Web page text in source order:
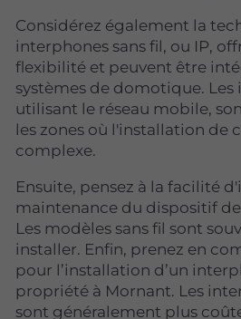
Considérez également la
interphones sans fil, ou IP,
flexibilité et peuvent être
systèmes de domotique. Les
utilisant le réseau mobile,
les zones où l'installation de
complexe.
Ensuite, pensez à la facilité
maintenance du dispositif
Les modèles sans fil sont
installer. Enfin, prenez en
pour l’installation d’un
propriété à Mornant. Les
sont généralement plus